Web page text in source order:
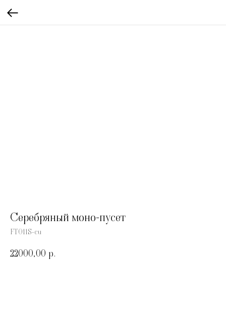
Серебряный моно-пусет
FT011S-cu
22000,00 р.